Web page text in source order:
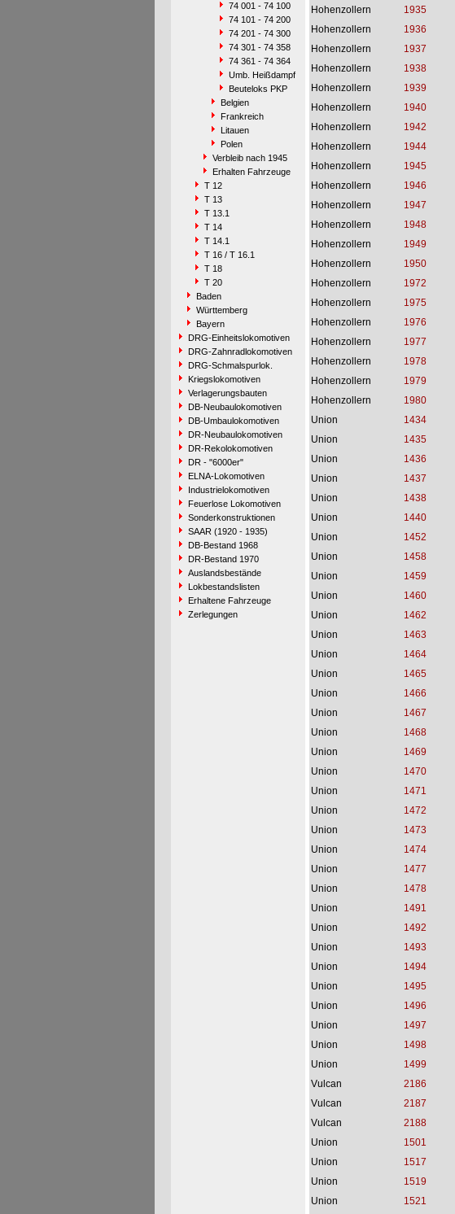
74 001 - 74 100
74 101 - 74 200
74 201 - 74 300
74 301 - 74 358
74 361 - 74 364
Umb. Heißdampf
Beuteloks PKP
Belgien
Frankreich
Litauen
Polen
Verbleib nach 1945
Erhalten Fahrzeuge
T 12
T 13
T 13.1
T 14
T 14.1
T 16 / T 16.1
T 18
T 20
Baden
Württemberg
Bayern
DRG-Einheitslokomotiven
DRG-Zahnradlokomotiven
DRG-Schmalspurlok.
Kriegslokomotiven
Verlagerungsbauten
DB-Neubaulokomotiven
DB-Umbaulokomotiven
DR-Neubaulokomotiven
DR-Rekolokomotiven
DR - "6000er"
ELNA-Lokomotiven
Industrielokomotiven
Feuerlose Lokomotiven
Sonderkonstruktionen
SAAR (1920 - 1935)
DB-Bestand 1968
DR-Bestand 1970
Auslandsbestände
Lokbestandslisten
Erhaltene Fahrzeuge
Zerlegungen
Hohenzollern
1935
Hohenzollern
1936
Hohenzollern
1937
Hohenzollern
1938
Hohenzollern
1939
Hohenzollern
1940
Hohenzollern
1942
Hohenzollern
1944
Hohenzollern
1945
Hohenzollern
1946
Hohenzollern
1947
Hohenzollern
1948
Hohenzollern
1949
Hohenzollern
1950
Hohenzollern
1972
Hohenzollern
1975
Hohenzollern
1976
Hohenzollern
1977
Hohenzollern
1978
Hohenzollern
1979
Hohenzollern
1980
Union
1434
Union
1435
Union
1436
Union
1437
Union
1438
Union
1440
Union
1452
Union
1458
Union
1459
Union
1460
Union
1462
Union
1463
Union
1464
Union
1465
Union
1466
Union
1467
Union
1468
Union
1469
Union
1470
Union
1471
Union
1472
Union
1473
Union
1474
Union
1477
Union
1478
Union
1491
Union
1492
Union
1493
Union
1494
Union
1495
Union
1496
Union
1497
Union
1498
Union
1499
Vulcan
2186
Vulcan
2187
Vulcan
2188
Union
1501
Union
1517
Union
1519
Union
1521